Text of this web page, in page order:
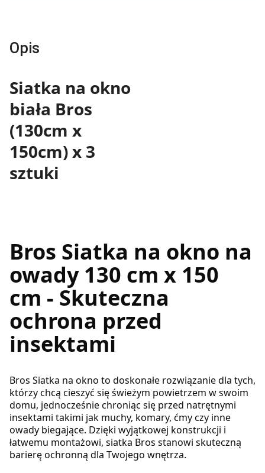
Opis
Siatka na okno
biała Bros
(130cm x
150cm) x 3
sztuki
Bros Siatka na okno na
owady 130 cm x 150
cm - Skuteczna
ochrona przed
insektami
Bros Siatka na okno to doskonałe rozwiązanie dla tych,
którzy chcą cieszyć się świeżym powietrzem w swoim
domu, jednocześnie chroniąc się przed natrętnymi
insektami takimi jak muchy, komary, ćmy czy inne
owady biegające. Dzięki wyjątkowej konstrukcji i
łatwemu montażowi, siatka Bros stanowi skuteczną
barierę ochronną dla Twojego wnętrza.